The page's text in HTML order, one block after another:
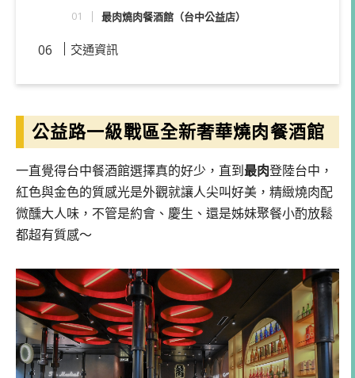
最肉燒肉餐酒館（台中公益店）
交通資訊
公益路一級戰區全新奢華燒肉餐酒館
一直覺得台中餐酒館選擇真的好少，直到最肉登陸台中，
紅色與金色的質感光是外觀就讓人尖叫好美，精緻燒肉配
微醺大人味，不管是約會、慶生、還是姊妹聚餐小酌放鬆
都超有質感～